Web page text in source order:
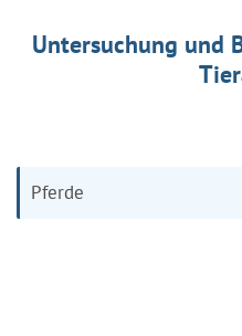
Untersuchung und
Pferde